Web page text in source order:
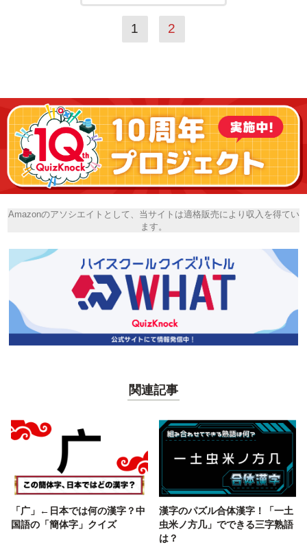
1 2
Amazonのアソシエイトとして、当サイトは適格販売により収入を得てい
ます。
関連記事
「广」←日本では何の漢字？中
国語の「簡体字」クイズ
漢字のパズル合体漢字！「一土
虫米ノ方几」でできる三字熟語
は？